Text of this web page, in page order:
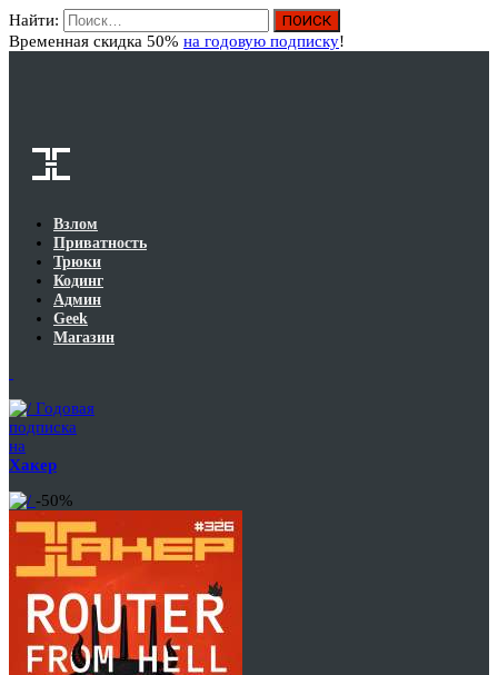
Найти:
Временная скидка 50% на годовую подписку!
Взлом
Приватность
Трюки
Кодинг
Админ
Geek
Магазин
Годовая
подписка
на
Хакер
-50%